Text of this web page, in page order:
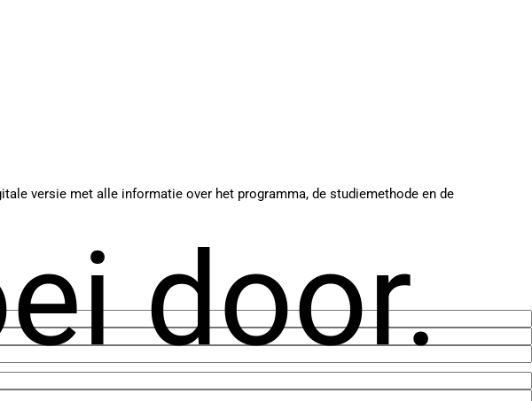
door.
versie met alle informatie over het programma, de studiemethode en de